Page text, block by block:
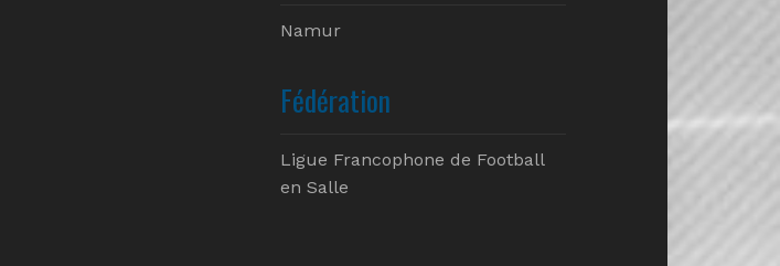
Namur
Fédération
Ligue Francophone de Football
en Salle